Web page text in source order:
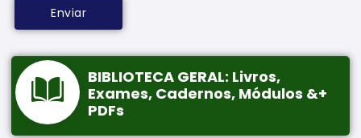
BIBLIOTECA GERAL: Livros,
Exames, Cadernos, Módulos &+
PDFs